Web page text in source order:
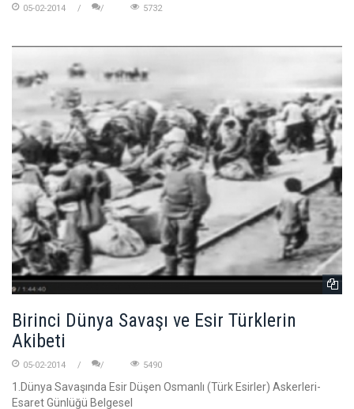
05-02-2014 5732
Birinci Dünya Savaşı ve Esir Türklerin
Akibeti
05-02-2014 5490
1.Dünya Savaşında Esir Düşen Osmanlı (Türk Esirler) Askerleri-
Esaret Günlüğü Belgesel